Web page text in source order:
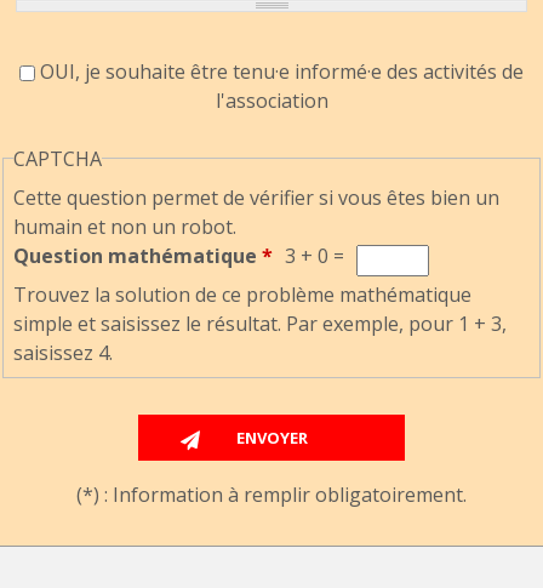
Accord information
OUI, je souhaite être tenu·e informé·e des activités de
l'association
CAPTCHA
Cette question permet de vérifier si vous êtes bien un
humain et non un robot.
Question mathématique * 3 + 0 =
Trouvez la solution de ce problème mathématique
simple et saisissez le résultat. Par exemple, pour 1 + 3,
saisissez 4.
(*) : Information à remplir obligatoirement.